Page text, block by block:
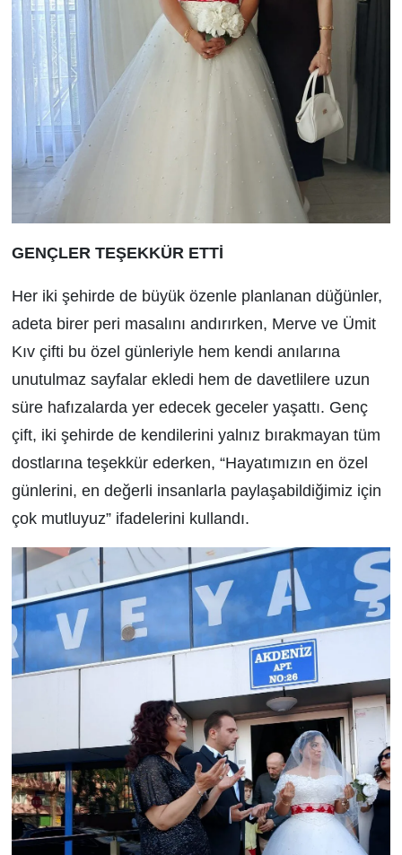
GENÇLER TEŞEKKÜR ETTİ
Her iki şehirde de büyük özenle planlanan düğünler,
adeta birer peri masalını andırırken, Merve ve Ümit
Kıv çifti bu özel günleriyle hem kendi anılarına
unutulmaz sayfalar ekledi hem de davetlilere uzun
süre hafızalarda yer edecek geceler yaşattı. Genç
çift, iki şehirde de kendilerini yalnız bırakmayan tüm
dostlarına teşekkür ederken, “Hayatımızın en özel
günlerini, en değerli insanlarla paylaşabildiğimiz için
çok mutluyuz” ifadelerini kullandı.